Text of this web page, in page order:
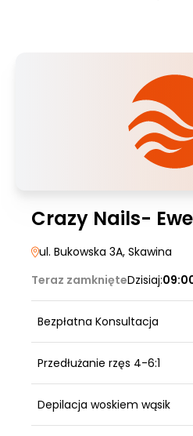
Crazy Nails-
ul. Bukowska 3A, Skawina
Teraz zamknięteDzisiaj:
Bezpłatna Konsultacja
Przedłużanie rzęs 4-6:1
Depilacja woskiem wąsik